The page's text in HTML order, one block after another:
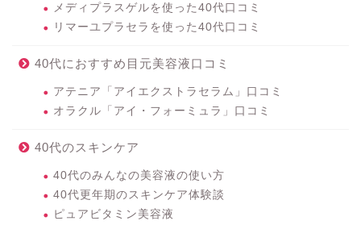
メディプラスゲルを使った40代口コミ
リマーユプラセラを使った40代口コミ
40代におすすめ目元美容液口コミ
アテニア「アイエクストラセラム」口コミ
オラクル「アイ・フォーミュラ」口コミ
40代のスキンケア
40代のみんなの美容液の使い方
40代更年期のスキンケア体験談
ピュアビタミン美容液